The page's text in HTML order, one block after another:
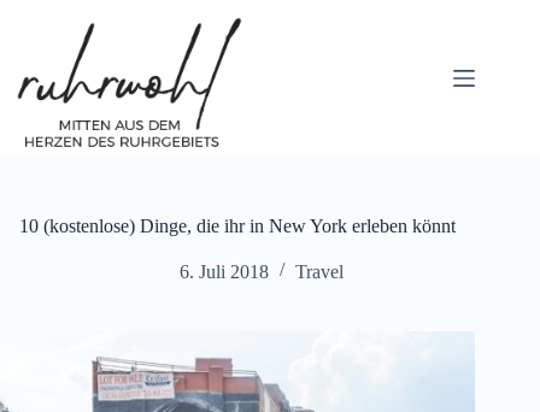
10 (kostenlose) Dinge, die ihr in New York erleben könnt
6. Juli 2018 Travel